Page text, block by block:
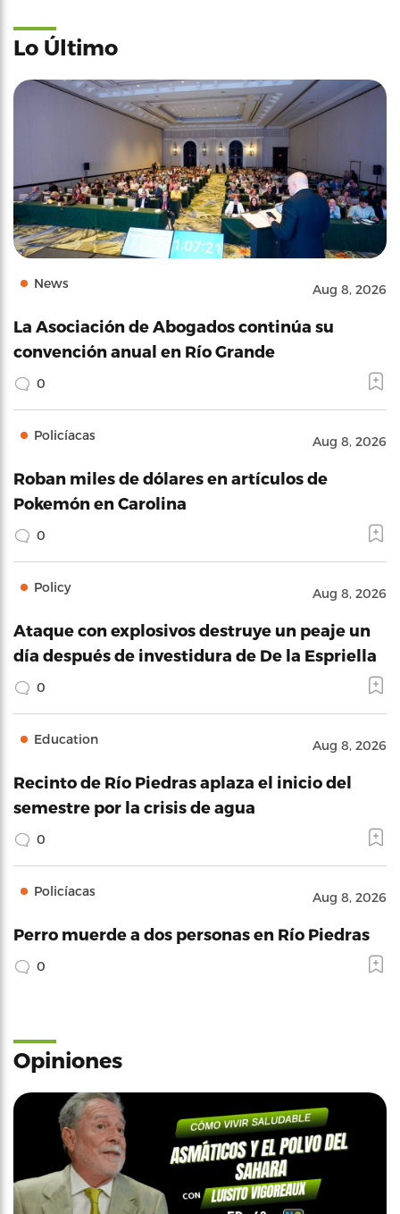
Lo Último
News Aug 8, 2026
La Asociación de Abogados continúa su
convención anual en Río Grande
0
Policíacas Aug 8, 2026
Roban miles de dólares en artículos de
Pokemón en Carolina
0
Policy Aug 8, 2026
Ataque con explosivos destruye un peaje un
día después de investidura de De la Espriella
0
Education Aug 8, 2026
Recinto de Río Piedras aplaza el inicio del
semestre por la crisis de agua
0
Policíacas Aug 8, 2026
Perro muerde a dos personas en Río Piedras
0
Opiniones